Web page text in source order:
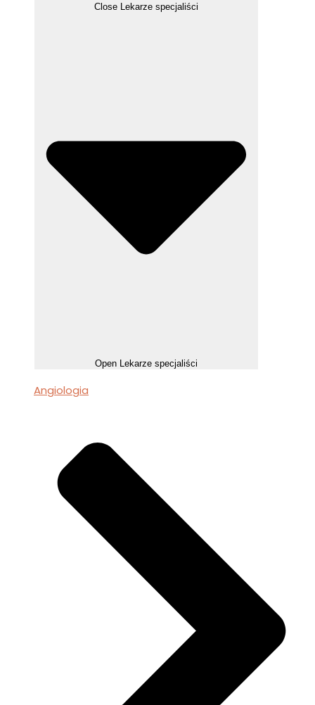
Close Lekarze specjaliści
Open Lekarze specjaliści
Angiologia